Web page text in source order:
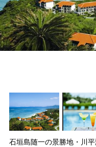
石垣島随一の景勝地・川